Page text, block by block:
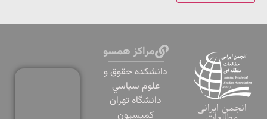
انجمن ایرانی
مراکز همسو
دانشكده حقوق و
علوم سياسي
دانشگاه تهران
کمیسیون